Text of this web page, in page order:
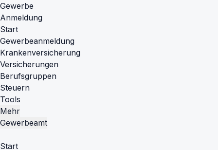
Gewerbe
Anmeldung
Start
Gewerbeanmeldung
Krankenversicherung
Versicherungen
Berufsgruppen
Steuern
Tools
Mehr
Gewerbeamt
Start